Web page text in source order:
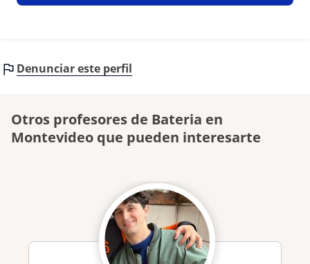
Denunciar este perfil
Otros profesores de Bateria en
Montevideo que pueden interesarte